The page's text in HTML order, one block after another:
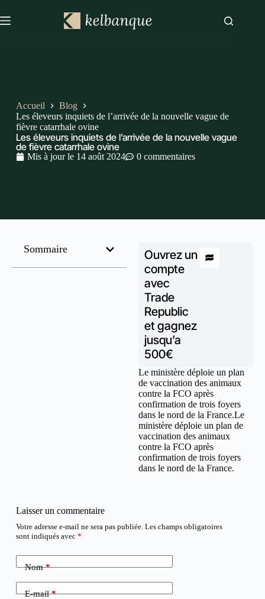
Accueil
Blog
Les éleveurs inquiets de l’arrivée de la nouvelle vague de
fièvre catarrhale ovine
Les éleveurs inquiets de l’arrivée de la nouvelle vague
de fièvre catarrhale ovine
Mis à jour le 14 août 2024 0 commentaires
Sommaire
Ouvrez un
compte
avec
Trade
Republic
et gagnez
jusqu’a
500€
Le ministère déploie un plan
de vaccination des animaux
contre la FCO après
confirmation de trois foyers
dans le nord de la France.Le
ministère déploie un plan de
vaccination des animaux
contre la FCO après
confirmation de trois foyers
dans le nord de la France.
Laisser un commentaire
Votre adresse e-mail ne sera pas publiée. Les champs obligatoires
sont indiqués avec *
Nom*
E-mail*